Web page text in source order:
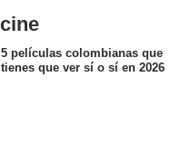
5 películas colombianas que
tienes que ver sí o sí en 2026